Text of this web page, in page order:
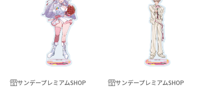
サンデープレミアムSHOP サンデープレミアムSHOP